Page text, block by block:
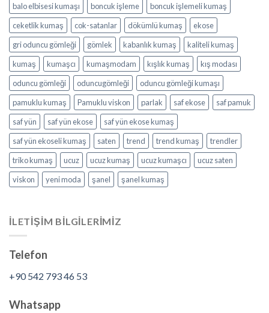
balo elbisesi kumaşı
boncuk işleme
boncuk işlemeli kumaş
ceketlik kumaş
cok-satanlar dökümlü kumaş
ekose
gri oduncu gömleği
gömlek kabanlık kumaş
kaliteli kumaş
kumaş
kumaşcı kumaşmodam kışlık kumaş
kış modası
oduncu gömleği
oduncugömleği
oduncu gömleği kumaşı
pamuklu kumaş
Pamuklu viskon parlak saf ekose
saf pamuk
saf yün
saf yün ekose
saf yün ekose kumaş
saf yün ekoseli kumaş
saten trend trend kumaş
trendler
triko kumaş
ucuz ucuz kumaş ucuz kumaşcı
ucuz saten
viskon
yeni moda şanel şanel kumaş
İLETİŞİM BİLGİLERİMİZ
Telefon
+90 542 793 46 53
Whatsapp